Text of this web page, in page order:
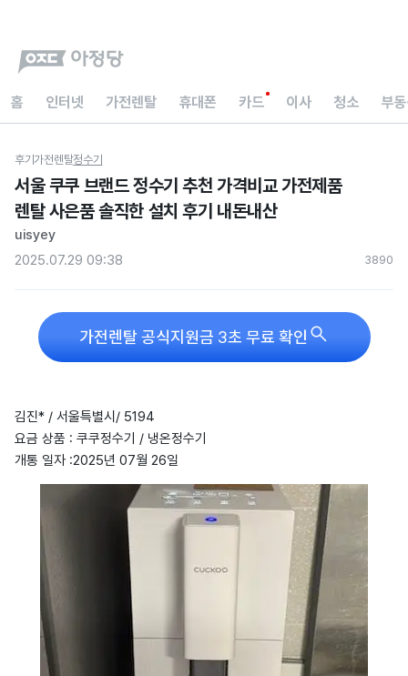
홈 인터넷 가전렌탈 휴대폰 카드 이사 청소 부
후기가전렌탈정수기
서울 쿠쿠 브랜드 정수기 추천 가격비교 가전제품
렌탈 사은품 솔직한 설치 후기 내돈내산
uisyey
2025.07.29 09:38
3890
가전렌탈 공식지원금 3초 무료 확인 
김진* / 서울특별시/ 5194
요금 상품 : 쿠쿠정수기 / 냉온정수기
개통 일자 :2025년 07월 26일